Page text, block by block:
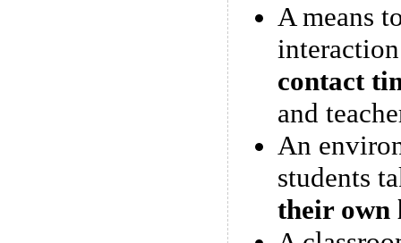
A means
contact
and
An
students
their own